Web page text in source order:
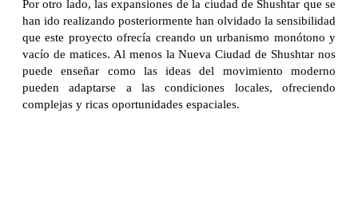
Por otro lado, las expansiones de la ciudad de Shushtar que se
han ido realizando posteriormente han olvidado la sensibilidad
que este proyecto ofrecía creando un urbanismo monótono y
vacío de matices. Al menos la Nueva Ciudad de Shushtar nos
puede enseñar como las ideas del movimiento moderno
pueden adaptarse a las condiciones locales, ofreciendo
complejas y ricas oportunidades espaciales.